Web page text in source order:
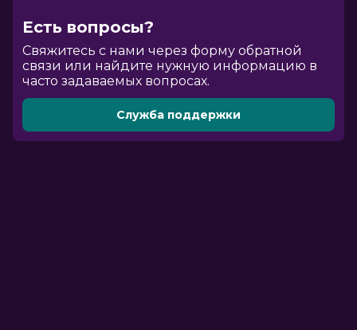
Есть вопросы?
Cвяжитесь с нами через форму обратной
связи или найдите нужную информацию в
часто задаваемых вопросах.
Служба поддержки